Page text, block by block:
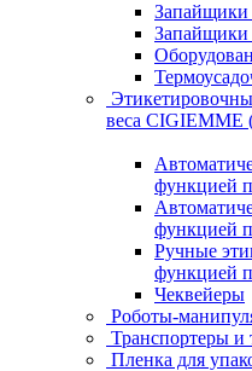
Запайщики
Запайщики
веса
функцией
функцией
Ручные
функцией
Чеквейеры
Роботы-
Транспортеры и
Пленка для